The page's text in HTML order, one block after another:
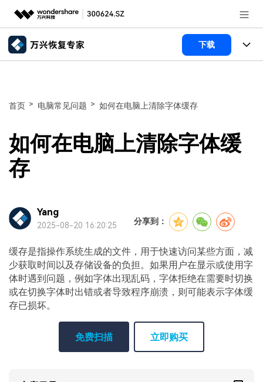
推荐产品
新闻中心
加入我们
下载
数据恢复
使用教程
破损文件修复
文章资讯
电脑数据恢复
服务与支持
联系我们
首页 > 电脑常见问题 > 如何在电脑上清除字体缓存
如何在电脑上清除字体缓
存
Yang
2025-08-20 16:20:25 分享到：
缓存是指操作系统生成的文件，用于快速访问某些方面，减
少获取时间以及存储设备的负担。如果用户在显示或使用字
体时遇到问题，例如字体出现乱码，字体拒绝在需要时切换
或在切换字体时出错或者导致程序崩溃，则可能表示字体缓
存已损坏。
免费扫描 立即购买